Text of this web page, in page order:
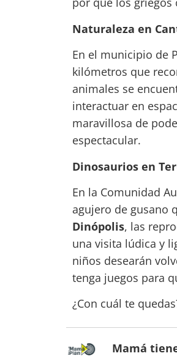
Naturaleza en
En el municipio de
kilómetros que
animales se
interactuar en
maravillosa de
espectacular.
Dinosaurios en
En la Comunidad
agujero de gusano
Dinópolis, las
una visita lúdica y
niños desearán
tenga juegos para
¿Con cuál te
Mamá